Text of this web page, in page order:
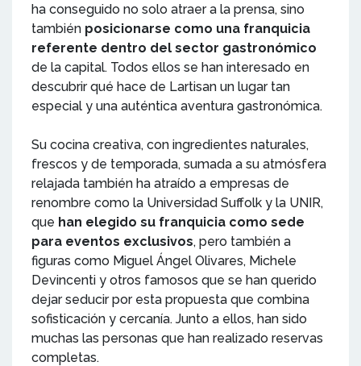
ha conseguido no solo atraer a la prensa, sino
también posicionarse como una franquicia
referente dentro del sector gastronómico
de la capital. Todos ellos se han interesado en
descubrir qué hace de Lartisan un lugar tan
especial y una auténtica aventura gastronómica.
Su cocina creativa, con ingredientes naturales,
frescos y de temporada, sumada a su atmósfera
relajada también ha atraído a empresas de
renombre como la Universidad Suffolk y la UNIR,
que han elegido su franquicia como sede
para eventos exclusivos, pero también a
figuras como Miguel Ángel Olivares, Michele
Devincenti y otros famosos que se han querido
dejar seducir por esta propuesta que combina
sofisticación y cercanía. Junto a ellos, han sido
muchas las personas que han realizado reservas
completas.